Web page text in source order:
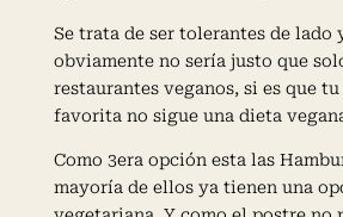
Se trata de ser tolerantes de lado
obviamente no sería justo que
restaurantes veganos, si es que tu
favorita no sigue una dieta
Como 3era opción esta las
mayoría de ellos ya tienen una